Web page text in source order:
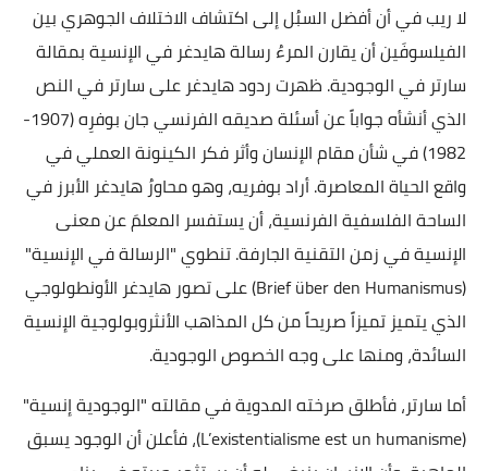
لا ريب في أن أفضل السبُل إلى اكتشاف الاختلاف الجوهري بين
الفيلسوفَين أن يقارن المرءُ رسالة هايدغر في الإنسية بمقالة
سارتر في الوجودية. ظهرت ردود هايدغر على سارتر في النص
الذي أنشأه جواباً عن أسئلة صديقه الفرنسي جان بوفرِه (1907-
1982) في شأن مقام الإنسان وأثر فكر الكينونة العملي في
واقع الحياة المعاصرة. أراد بوفريه، وهو محاورُ هايدغر الأبرز في
الساحة الفلسفية الفرنسية، أن يستفسر المعلمَ عن معنى
الإنسية في زمن التقنية الجارفة. تنطوي "الرسالة في الإنسية"
(Brief über den Humanismus) على تصور هايدغر الأونطولوجي
الذي يتميز تميزاً صريحاً من كل المذاهب الأنثروبولوجية الإنسية
السائدة، ومنها على وجه الخصوص الوجودية.
أما سارتر، فأطلق صرخته المدوية في مقالته "الوجودية إنسية"
(L’existentialisme est un humanisme)، فأعلن أن الوجود يسبق